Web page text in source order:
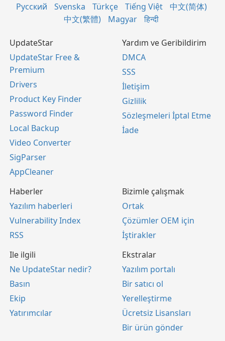
Русский
Svenska Türkçe Tiếng Việt
中文(简体)
中文(繁體)
Magyar हिन्दी
UpdateStar
UpdateStar Free &
Premium
Drivers
Product Key Finder
Password Finder
Local Backup
Video Converter
SigParser
AppCleaner
Yardım ve Geribildirim
DMCA
SSS
İletişim
Gizlilik
Sözleşmeleri İptal Etme
İade
Haberler
Yazılım haberleri
Vulnerability Index
RSS
Bizimle çalışmak
Ortak
Çözümler OEM için
İştirakler
Ile ilgili
Ne UpdateStar nedir?
Basın
Ekip
Yatırımcılar
Ekstralar
Yazılım portalı
Bir satıcı ol
Yerelleştirme
Ücretsiz Lisansları
Bir ürün gönder